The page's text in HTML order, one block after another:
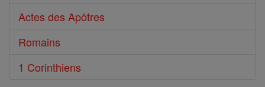
Actes des Apôtres
Romains
1 Corinthiens